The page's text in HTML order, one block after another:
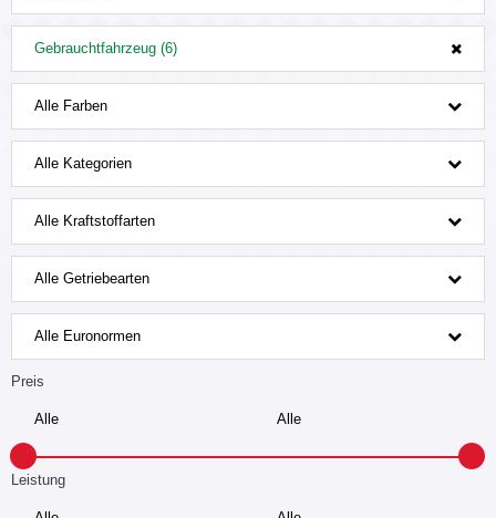
Gebrauchtfahrzeug (6)
Alle Farben
Alle Kategorien
Alle Kraftstoffarten
Alle Getriebearten
Alle Euronormen
Preis
Leistung